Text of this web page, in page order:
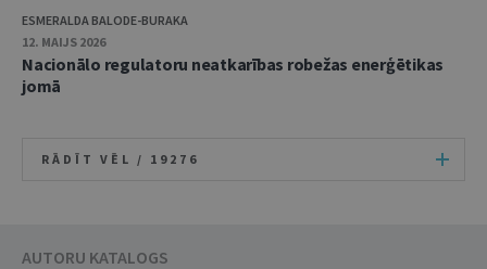
ESMERALDA BALODE-BURAKA
12. MAIJS 2026
Nacionālo regulatoru neatkarības robežas enerģētikas
jomā
RĀDĪT VĒL / 19276
AUTORU KATALOGS